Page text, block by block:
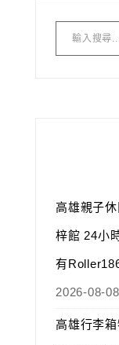
高雄親子
梓館 24小
有
2026-08-08
高雄行李